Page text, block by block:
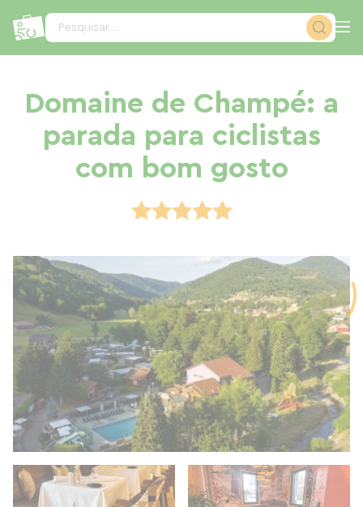
Pesquisar...
Domaine de Champé: a
parada para ciclistas
com bom gosto
Painel de Gerenciamento de Cookies